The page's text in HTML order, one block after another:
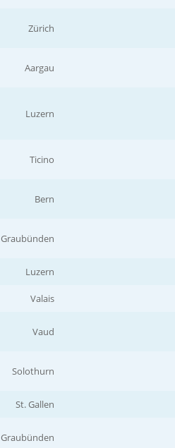
Zürich
Aargau
Luzern
Ticino
Bern
Graubünden
Luzern
Valais
Vaud
Solothurn
St. Gallen
Graubünden